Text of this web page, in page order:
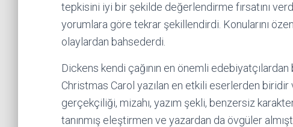
tepkisini iyi bir şekilde değerlendirme fırsatını
yorumlara göre tekrar şekillendirdi. Konularını
olaylardan bahsederdi.
Dickens kendi çağının en önemli
Christmas Carol yazılan en etkili eserlerden biridir
gerçekçiliği, mizahı, yazım şekli, benzersiz
tanınmış eleştirmen ve yazardan da övgüler